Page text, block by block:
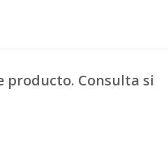
producto. Consulta si